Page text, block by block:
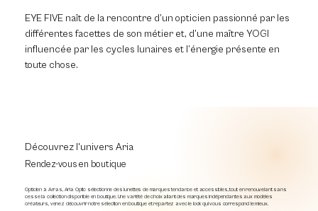
EYE FIVE naît de la rencontre d’un opticien passionné par les
différentes facettes de son métier et, d’une maître YOGI
influencée par les cycles lunaires et l’énergie présente en
toute chose.
Rendez-vous en boutique
Découvrez l'univers Aria
Opticien à Arras, Aria Optic sélectionne des lunettes de marques tendance et accessibles, tout en renouvelant sans
cesse la collection disponible en boutique. Une variété de choix allant des marques indépendantes aux modèles
créateurs, venez découvrir notre sélection en boutique et repartez avec le look qui vous correspond le mieux.